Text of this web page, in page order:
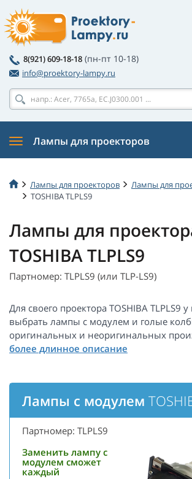
8(921) 609-18-18 (пн-пт 10-18)
info@proektory-lampy.ru
Лампы для проекторов
Лампы для проекторов
Лампы для
TOSHIBA TLPLS9
Лампы для
TOSHIBA TLPLS9
Партномер: TLPLS9 (или TLP-LS9)
Для своего проектора TOSHIBA TLPLS9
выбрать лампы с модулем и голые
оригинальных и неоригинальных
Лампы с модулем
Партномер: TLPLS9
Заменить лампу с
модулем сможет
каждый